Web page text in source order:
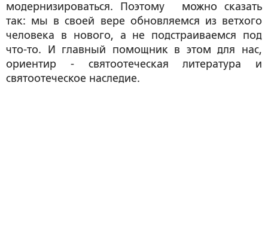
модернизироваться. Поэтому можно сказать
так: мы в своей вере обновляемся из ветхого
человека в нового, а не подстраиваемся под
что-то. И главный помощник в этом для нас,
ориентир - святоотеческая литература и
святоотеческое наследие.